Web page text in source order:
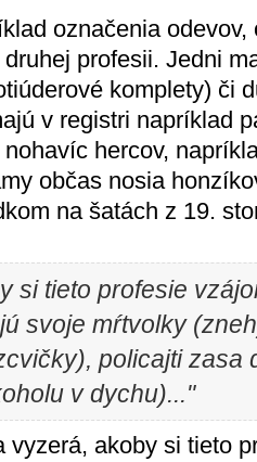
označenia
profesii. Jedni
komplety) či
v registri napríklad
hercov,
občas nosia
na šatách z 19.
si tieto profesie
svoje mŕtvolky
policajti zasa
v dychu)..."
vyzerá, akoby si tieto